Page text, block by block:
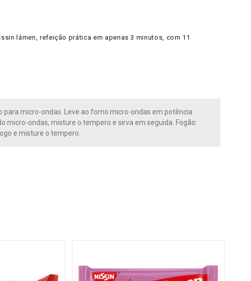
lámen, refeição prática em apenas 3 minutos, com 11
micro-ondas. Leve ao forno micro-ondas em potência
micro-ondas, misture o tempero e sirva em seguida. Fogão:
e misture o tempero.